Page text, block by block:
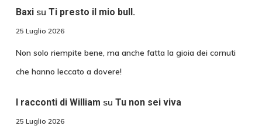
Baxisu Ti presto il mio bull.
25 Luglio 2026
Non solo riempite bene, ma anche fatta la gioia dei cornuti
che hanno leccato a dovere!
I racconti di William su Tu non sei viva
25 Luglio 2026